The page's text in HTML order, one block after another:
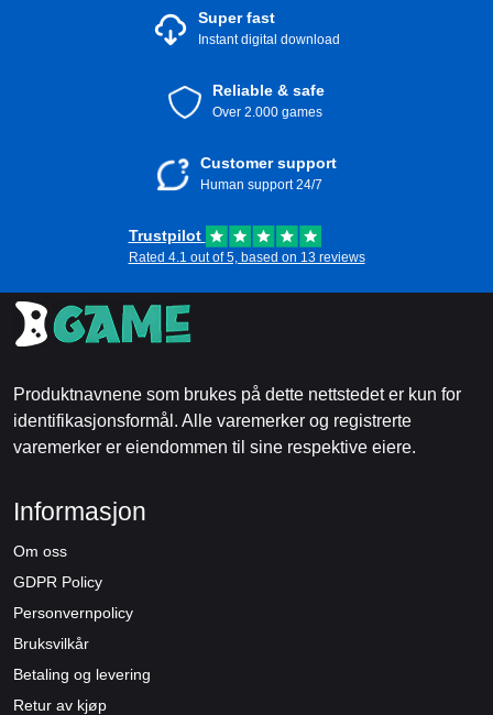
Super fast
Instant digital download
Reliable & safe
Over 2.000 games
Customer support
Human support 24/7
Trustpilot
Rated 4.1 out of 5, based on 13 reviews
Produktnavnene som brukes på dette nettstedet er kun for
identifikasjonsformål. Alle varemerker og registrerte
varemerker er eiendommen til sine respektive eiere.
Informasjon
Om oss
GDPR Policy
Personvernpolicy
Bruksvilkår
Betaling og levering
Retur av kjøp